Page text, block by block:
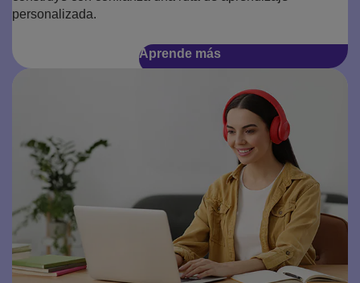
personalizada.
Aprende más